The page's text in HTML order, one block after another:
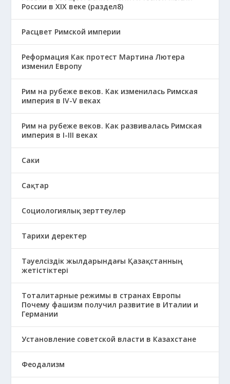
России в XIX веке (раздел8)
Расцвет Римской империи
Реформация Как протест Мартина Лютера
изменил Европу
Рим на рубеже веков. Как изменилась Римская
империя в IV-V веках
Рим на рубеже веков. Как развивалась Римская
империя в І-ІІІ веках
Саки
Сақтар
Социологиялық зерттеулер
Тарихи деректер
Тәуелсіздік жылдарындағы Қазақстанның
жетістіктері
Тоталитарные режимы в странах Европы
Почему фашизм получил развитие в Италии и
Германии
Установление советской власти в Казахстане
Феодализм